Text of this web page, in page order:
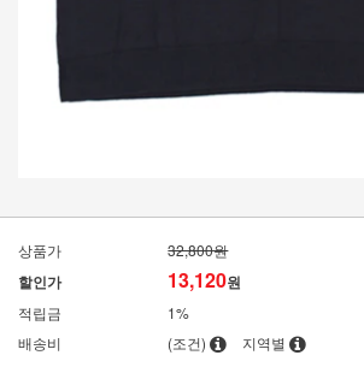
상품가 32,800원
할인가 13,120원
적립금
1%
배송비
(조건) 지역별